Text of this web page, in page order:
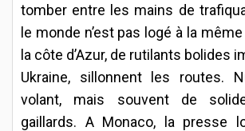
tomber entre les mains de
le monde n’est pas logé à la
la côte d’Azur, de rutilants bolides
Ukraine, sillonnent les routes.
volant, mais souvent de
gaillards. A Monaco, la presse